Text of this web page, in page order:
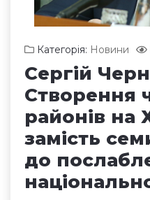
Категорія: Новини
Сергій
Створення
районів на
замість
до